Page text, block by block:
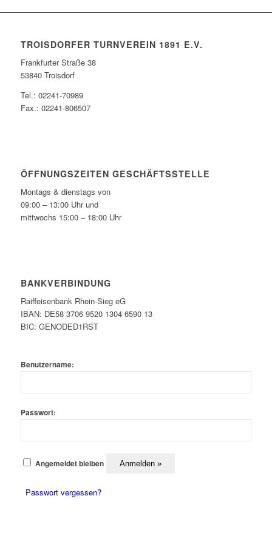
TROISDORFER TURNVEREIN 1891 E.V.
Frankfurter Straße 38
53840 Troisdorf
Tel.: 02241-70989
Fax.: 02241-806507
ÖFFNUNGSZEITEN GESCHÄFTSSTELLE
Montags & dienstags von
09:00 – 13:00 Uhr und
mittwochs 15:00 – 18:00 Uhr
BANKVERBINDUNG
Raiffeisenbank Rhein-Sieg eG
IBAN: DE58 3706 9520 1304 6590 13
BIC: GENODED1RST
Benutzername:
Passwort:
Angemeldet bleiben
Passwort vergessen?